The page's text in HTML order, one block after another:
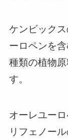
ケンビック
ーロペンを
種類の植物
す。
オーレユー
リフェノー